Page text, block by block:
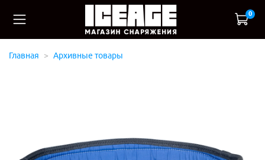
0
Главная Архивные товары